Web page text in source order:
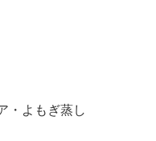
・よもぎ蒸し